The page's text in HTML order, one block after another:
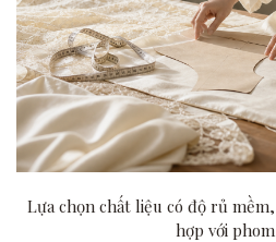
Lựa chọn chất liệu có độ rủ
hợp với